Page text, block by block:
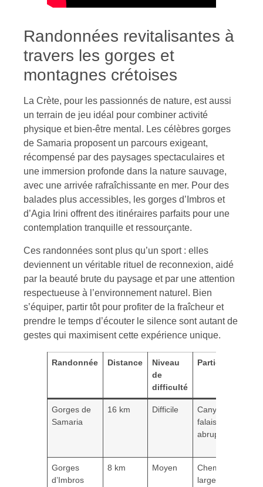
Randonnées revitalisantes à
travers les gorges et
montagnes crétoises
La Crète, pour les passionnés de nature, est aussi
un terrain de jeu idéal pour combiner activité
physique et bien-être mental. Les célèbres gorges
de Samaria proposent un parcours exigeant,
récompensé par des paysages spectaculaires et
une immersion profonde dans la nature sauvage,
avec une arrivée rafraîchissante en mer. Pour des
balades plus accessibles, les gorges d’Imbros et
d’Agia Irini offrent des itinéraires parfaits pour une
contemplation tranquille et ressourçante.
Ces randonnées sont plus qu’un sport : elles
deviennent un véritable rituel de reconnexion, aidé
par la beauté brute du paysage et par une attention
respectueuse à l’environnement naturel. Bien
s’équiper, partir tôt pour profiter de la fraîcheur et
prendre le temps d’écouter le silence sont autant de
gestes qui maximisent cette expérience unique.
Randonnée Distance
Niveau
de
difficulté
Particularités
Gorges de
Samaria
16 km Difficile
Canyon étroit,
falaises
abruptes
Gorges
d’Imbros
8 km Moyen
Chemin plus
large,